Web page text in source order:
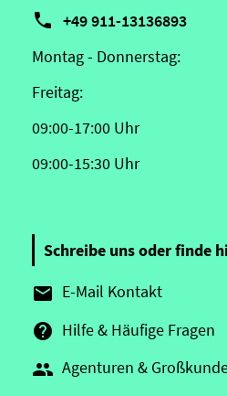
 +49 911-13136893
Montag - Donnerstag:
Freitag:
09:00-17:00 Uhr
09:00-15:30 Uhr
Schreibe uns oder finde
 E-Mail Kontakt
 Hilfe & Häufige Fragen
 Agenturen &